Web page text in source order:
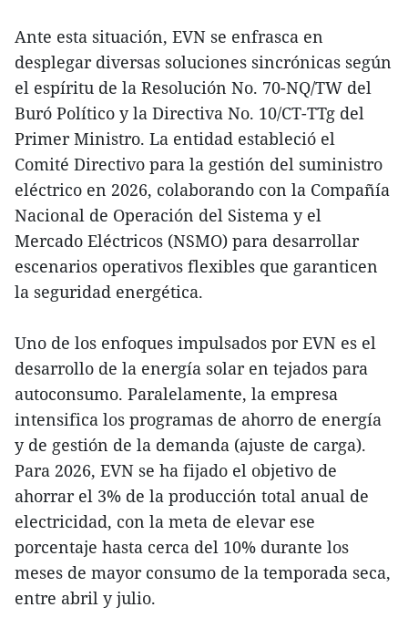
Ante esta situación, EVN se enfrasca en
desplegar diversas soluciones sincrónicas según
el espíritu de la Resolución No. 70-NQ/TW del
Buró Político y la Directiva No. 10/CT-TTg del
Primer Ministro. La entidad estableció el
Comité Directivo para la gestión del suministro
eléctrico en 2026, colaborando con la Compañía
Nacional de Operación del Sistema y el
Mercado Eléctricos (NSMO) para desarrollar
escenarios operativos flexibles que garanticen
la seguridad energética.
Uno de los enfoques impulsados por EVN es el
desarrollo de la energía solar en tejados para
autoconsumo. Paralelamente, la empresa
intensifica los programas de ahorro de energía
y de gestión de la demanda (ajuste de carga).
Para 2026, EVN se ha fijado el objetivo de
ahorrar el 3% de la producción total anual de
electricidad, con la meta de elevar ese
porcentaje hasta cerca del 10% durante los
meses de mayor consumo de la temporada seca,
entre abril y julio.